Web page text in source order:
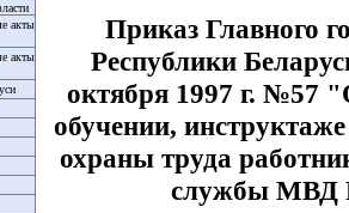
акты
акты
Приказ Главного
Республики
октября 1997 г. №57
обучении,
охраны труда
службы МВД